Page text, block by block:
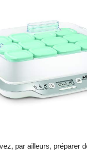
par ailleurs, préparer